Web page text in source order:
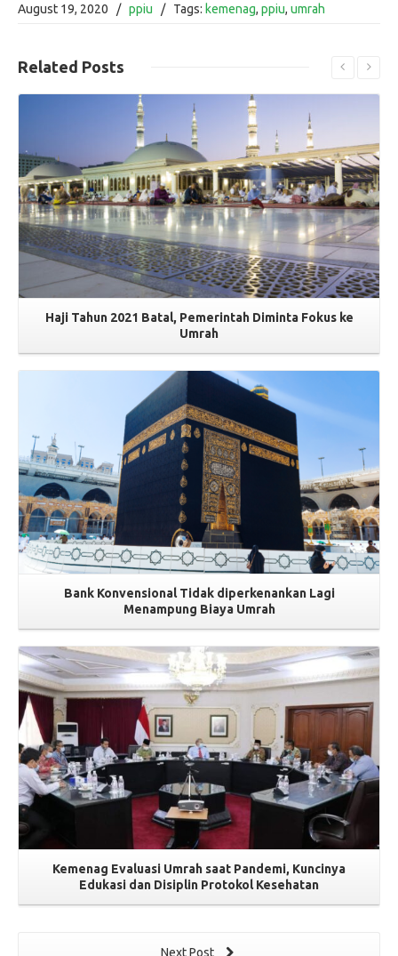
August 19, 2020
/ ppiu / Tags: kemenag, ppiu, umrah
Related Posts
Read More
Haji Tahun 2021 Batal, Pemerintah Diminta Fokus ke
Umrah
Read More
Bank Konvensional Tidak diperkenankan Lagi
Menampung Biaya Umrah
Read More
Kemenag Evaluasi Umrah saat Pandemi, Kuncinya
Edukasi dan Disiplin Protokol Kesehatan
Next Post